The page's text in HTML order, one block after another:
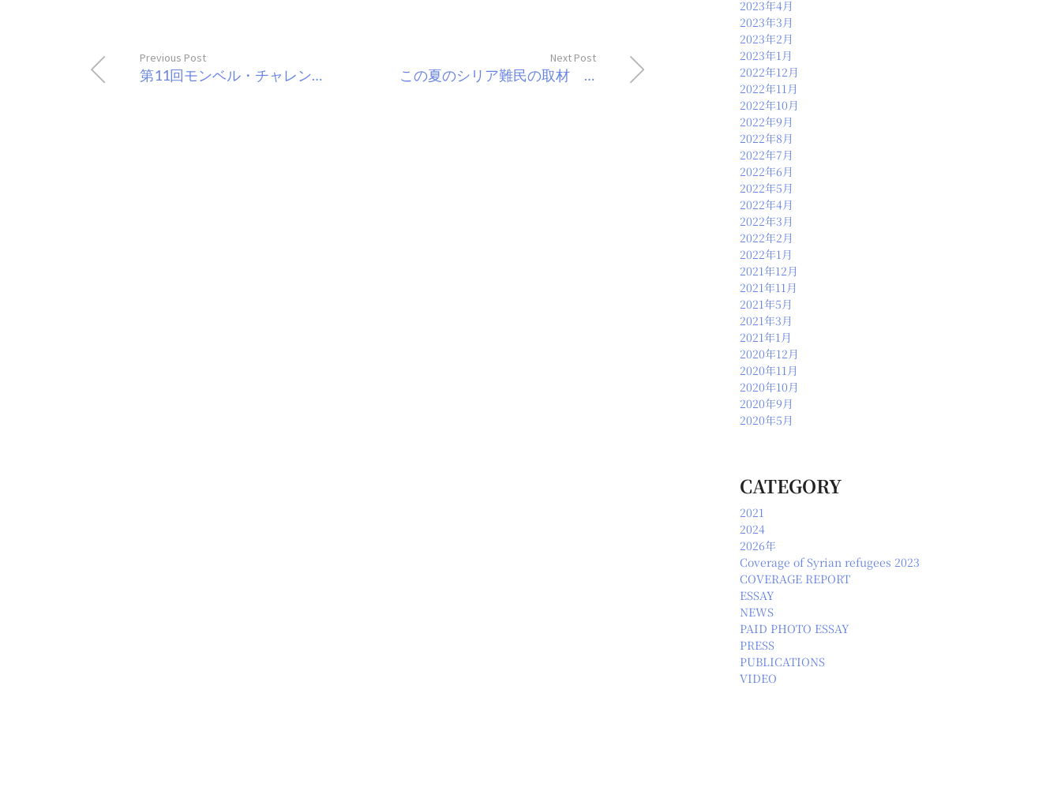
Previous Post
第11回モンベル・チャレンジ・アワード受賞のお知らせ
Next Post
この夏のシリア難民の取材 裏話その1 〜例年にはない挑戦について〜
2023年4月
2023年3月
2023年2月
2023年1月
2022年12月
2022年11月
2022年10月
2022年9月
2022年8月
2022年7月
2022年6月
2022年5月
2022年4月
2022年3月
2022年2月
2022年1月
2021年12月
2021年11月
2021年5月
2021年3月
2021年1月
2020年12月
2020年11月
2020年10月
2020年9月
2020年5月
CATEGORY
2021
2024
2026年
Coverage of Syrian refugees 2023
COVERAGE REPORT
ESSAY
NEWS
PAID PHOTO ESSAY
PRESS
PUBLICATIONS
VIDEO